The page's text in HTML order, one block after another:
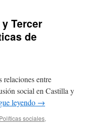
Tercer
de
relaciones entre
social en Castilla y
leyendo →
Políticas sociales,